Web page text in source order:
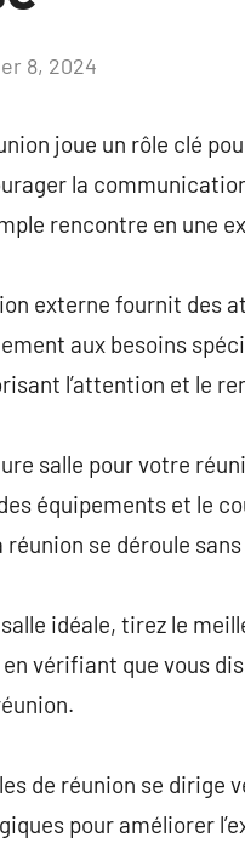
8, 2024
joue un rôle clé
la
rencontre en une
externe fournit
aux besoins
l’attention et le
salle pour votre
équipements et le
se déroule
idéale, tirez le
vérifiant que vous
de réunion se
pour améliorer